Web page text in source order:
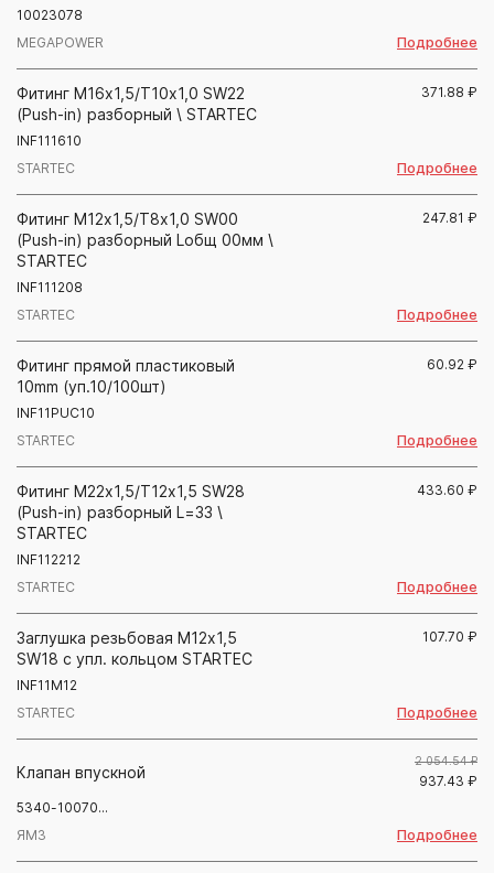
10023078
MEGAPOWER
Подробнее
Фитинг М16х1,5/Т10х1,0 SW22
(Push-in) разборный \ STARTEC
INF111610
STARTEC
371.88 ₽
Подробнее
Фитинг М12х1,5/Т8х1,0 SW00
(Push-in) разборный Lобщ 00мм \
STARTEC
INF111208
STARTEC
247.81 ₽
Подробнее
Фитинг прямой пластиковый
10mm (уп.10/100шт)
INF11PUC10
STARTEC
60.92 ₽
Подробнее
Фитинг М22х1,5/Т12х1,5 SW28
(Push-in) разборный L=33 \
STARTEC
INF112212
STARTEC
433.60 ₽
Подробнее
Заглушка резьбовая М12х1,5
SW18 с упл. кольцом STARTEC
INF11M12
STARTEC
107.70 ₽
Подробнее
Клапан впускной
5340-10070...
ЯМЗ
2 054.54 ₽
937.43 ₽
Подробнее